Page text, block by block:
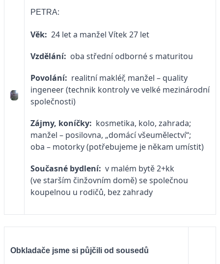
PETRA:
Věk: 24 let a manžel Vítek 27 let
Vzdělání: oba střední odborné s maturitou
Povolání: realitní makléř, manžel – quality
ingeneer (technik kontroly ve velké mezinárodní
společnosti)
Zájmy, koníčky: kosmetika, kolo, zahrada;
manžel – posilovna, „domácí všeumělectví“;
oba – motorky (potřebujeme je někam umístit)
Současné bydlení: v malém bytě 2+kk
(ve starším činžovním domě) se společnou
koupelnou u rodičů, bez zahrady
Obkladače jsme si půjčili od sousedů